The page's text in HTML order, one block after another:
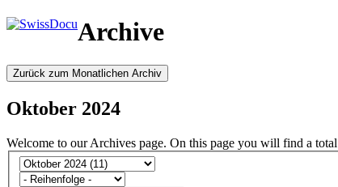
Archive
Zurück zum Monatlichen Archiv
Oktober 2024
Welcome to our Archives page. On this page you will find a